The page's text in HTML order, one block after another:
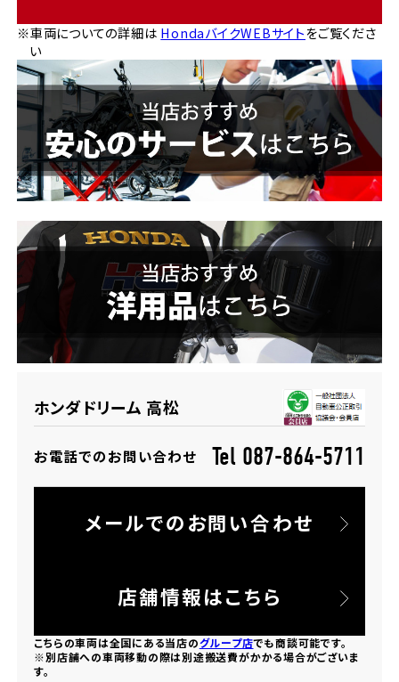
※車両についての詳細は HondaバイクWEBサイトをご覧くださ
い
ホンダドリーム 高松
お電話でのお問い合わせ Tel 087-864-5711
メールでのお問い合わせ
店舗情報はこちら
こちらの車両は全国にある当店のグループ店でも商談可能です。
※別店舗への車両移動の際は別途搬送費がかかる場合がございま
す。
ホンダドリーム 横浜緑
千葉県
ホンダドリーム 船橋
ホンダドリーム 松戸
ホンダドリーム 蘇我
埼玉県
ホンダドリーム 所沢
ホンダドリーム 大宮
ホンダドリーム 尼崎
ホンダドリーム 姫路
ホンダドリーム 西宮甲子園
奈良県
ホンダドリーム 奈良